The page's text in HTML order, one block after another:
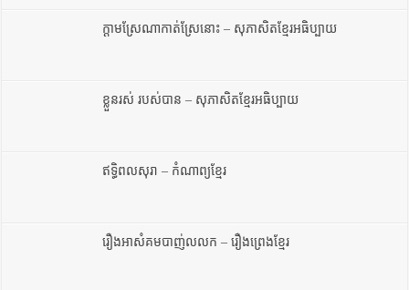
ក្តាមស្រែណាកាត់ស្រែនោះ – សុភាសិតខ្មែរអធិប្បាយ
ខ្លួនរស់ របស់បាន – សុភាសិតខ្មែរអធិប្បាយ
ឥទ្ធិពលសុរា – កំណាព្យខ្មែរ
រឿងអាសំគមបាញ់លលក – រឿងព្រេងខ្មែរ